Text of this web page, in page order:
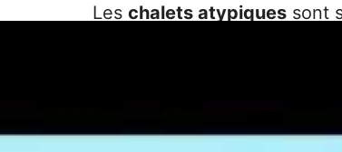
Les chalets atypiques sont